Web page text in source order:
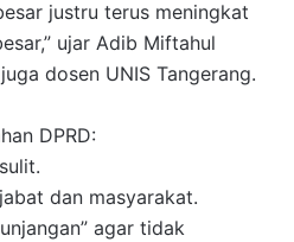
justru terus meningkat
ujar Adib Miftahul
dosen UNIS Tangerang.
DPRD:
dan masyarakat.
agar tidak